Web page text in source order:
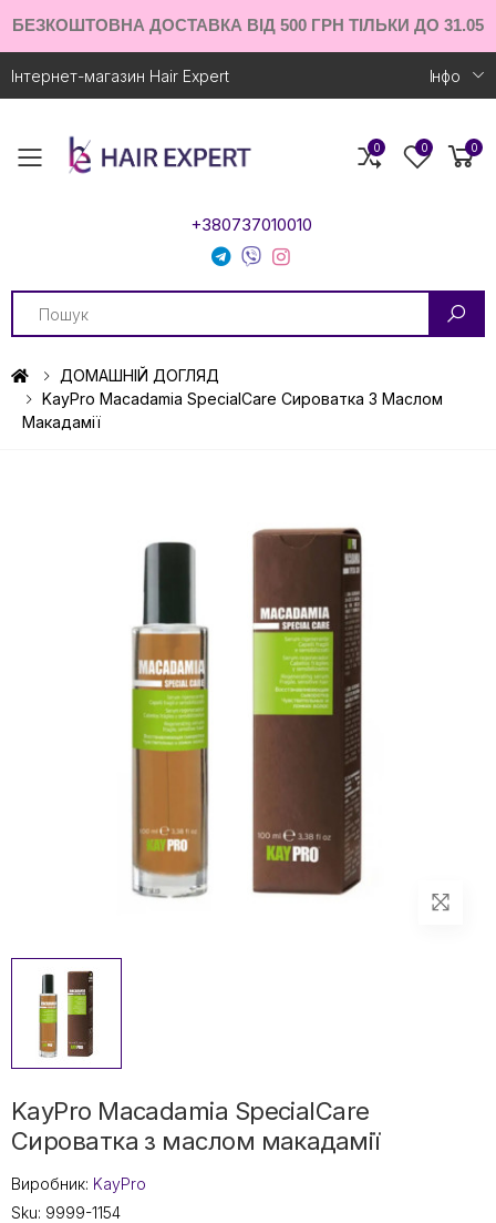
БЕЗКОШТОВНА ДОСТАВКА ВІД 500 ГРН ТІЛЬКИ ДО 31.05
Інтернет-магазин Hair Expert Iнфо
Toggle mobile menu
+380737010010
Search
0 0 0
ДОМАШНІЙ ДОГЛЯД
KayPro Macadamia SpecialCare Сироватка З Маслом
Макадамії
KayPro Macadamia SpecialCare
Сироватка з маслом макадамії
Виробник: KayPro
Sku: 9999-1154